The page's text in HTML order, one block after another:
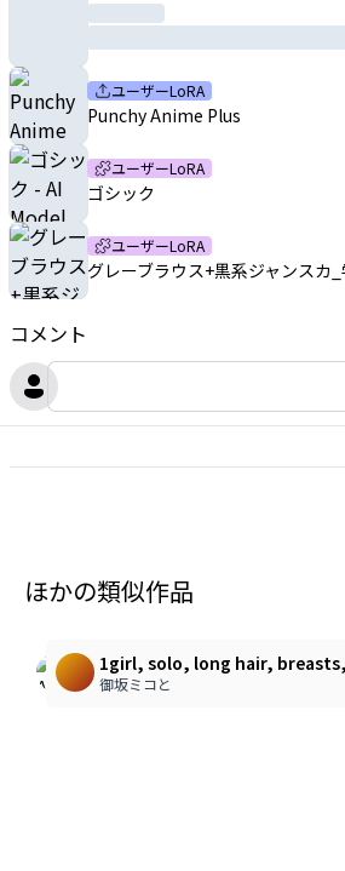
コメント
ユーザーLoRA
Punchy Anime Plus
ユーザーLoRA
ゴシック
ユーザーLoRA
グレーブラウス+黒系ジャンスカ
ほかの類似作品
♡
♡
♡
♡
1girl, solo, long hair,
御坂ミコと